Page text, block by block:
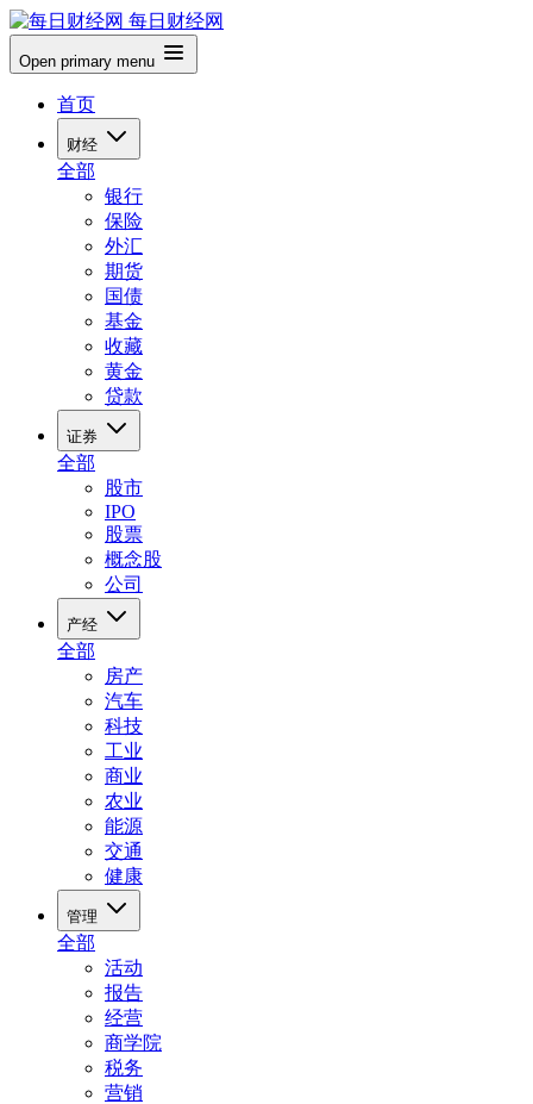
每日财经网
Open primary menu
首页
财经
全部
银行
保险
外汇
期货
国债
基金
收藏
黄金
贷款
证券
全部
股市
IPO
股票
概念股
公司
产经
全部
房产
汽车
科技
工业
商业
农业
能源
交通
健康
管理
全部
活动
报告
经营
商学院
税务
营销